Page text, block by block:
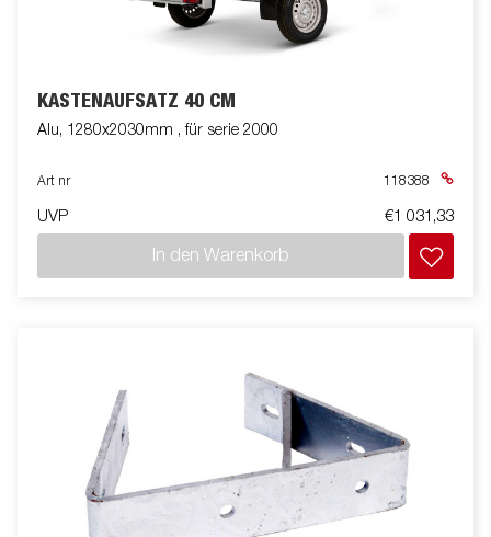
KASTENAUFSATZ 40 CM
Alu, 1280x2030mm , für serie 2000
Art nr 118388
UVP €1 031,33
In den Warenkorb